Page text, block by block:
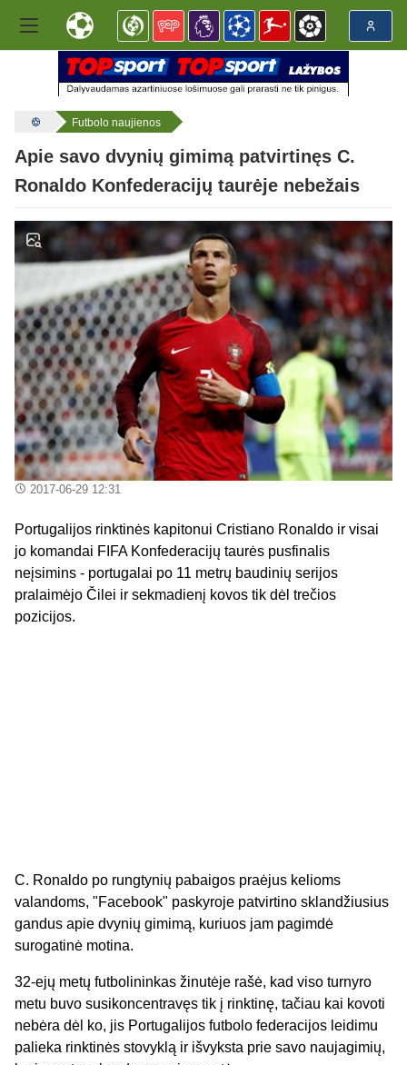
Futbolo naujienos
Apie savo dvynių gimimą patvirtinęs C.
Ronaldo Konfederacijų taurėje nebežais
2017-06-29 12:31
Portugalijos rinktinės kapitonui Cristiano Ronaldo ir visai
jo komandai FIFA Konfederacijų taurės pusfinalis
neįsimins - portugalai po 11 metrų baudinių serijos
pralaimėjo Čilei ir sekmadienį kovos tik dėl trečios
pozicijos.
C. Ronaldo po rungtynių pabaigos praėjus kelioms
valandoms, "Facebook" paskyroje patvirtino sklandžiusius
gandus apie dvynių gimimą, kuriuos jam pagimdė
surogatinė motina.
32-ejų metų futbolininkas žinutėje rašė, kad viso turnyro
metu buvo susikoncentravęs tik į rinktinę, tačiau kai kovoti
nebėra dėl ko, jis Portugalijos futbolo federacijos leidimu
palieka rinktinės stovyklą ir išvyksta prie savo naujagimių,